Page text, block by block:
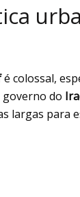
é colossal,
governo do
largas para